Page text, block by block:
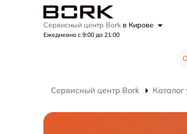
Сервисный центр Bork в Кирове
Ежедневно с 9:00 до 21:00
Сервисный центр Bork Каталог